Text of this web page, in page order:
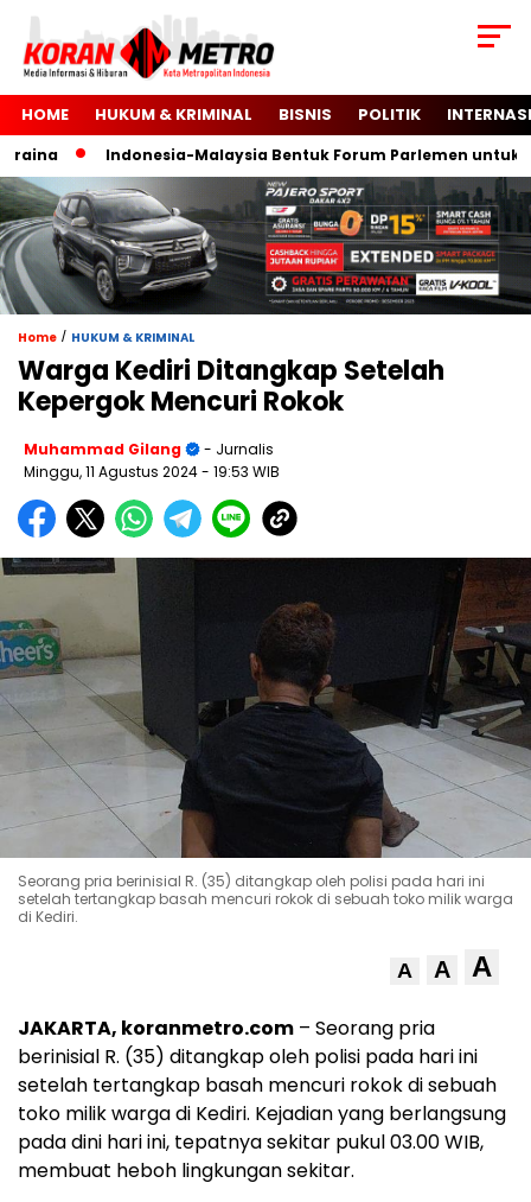
HOME HUKUM & KRIMINAL BISNIS POLITIK
Indonesia-Malaysia Bentuk Forum Parlemen untuk
Home / HUKUM & KRIMINAL
Warga Kediri Ditangkap Setelah
Kepergok Mencuri Rokok
Muhammad Gilang
- Jurnalis
Minggu, 11 Agustus 2024- 19:53 WIB
Seorang pria berinisial R. (35) ditangkap oleh polisi pada hari ini
setelah tertangkap basah mencuri rokok di sebuah toko milik warga
di Kediri.
A A A
JAKARTA, koranmetro.com – Seorang pria
berinisial R. (35) ditangkap oleh polisi pada hari ini
setelah tertangkap basah mencuri rokok di sebuah
toko milik warga di Kediri. Kejadian yang berlangsung
pada dini hari ini, tepatnya sekitar pukul 03.00 WIB,
membuat heboh lingkungan sekitar.